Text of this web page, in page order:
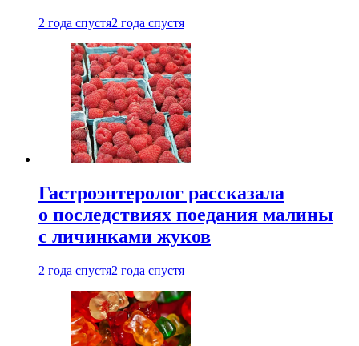
2 года спустя2 года спустя
Гастроэнтеролог рассказала
о последствиях поедания малины
с личинками жуков
2 года спустя2 года спустя